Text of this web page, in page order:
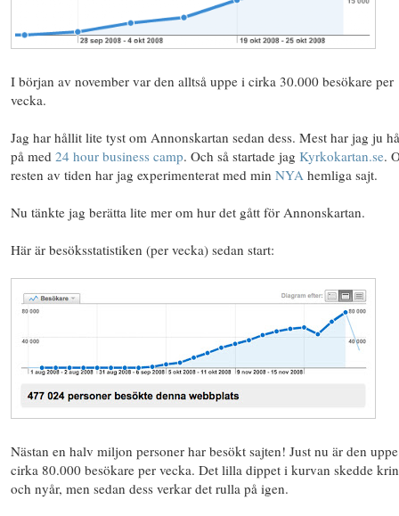
I början av november var den alltså uppe i cirka 30.000 besökare per
vecka.
Jag har hållit lite tyst om Annonskartan sedan dess. Mest har jag ju
på med 24 hour business camp. Och så startade jag Kyrkokartan.se.
resten av tiden har jag experimenterat med min NYA hemliga sajt.
Nu tänkte jag berätta lite mer om hur det gått för Annonskartan.
Här är besöksstatistiken (per vecka) sedan start:
Nästan en halv miljon personer har besökt sajten! Just nu är den
cirka 80.000 besökare per vecka. Det lilla dippet i kurvan skedde
och nyår, men sedan dess verkar det rulla på igen.